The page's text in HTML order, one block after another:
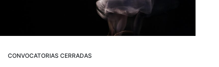
CONVOCATORIAS CERRADAS